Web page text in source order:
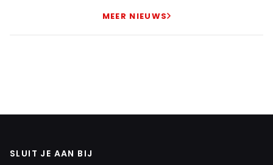
MEER NIEUWS
SLUIT JE AAN BIJ